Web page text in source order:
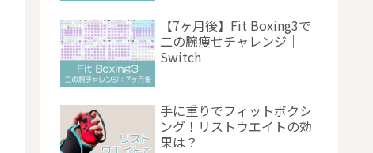
【7ヶ月後】Fit Boxing3で
二の腕痩せチャレンジ｜
Switch
手に重りでフィットボクシ
ング！リストウエイトの効
果は？